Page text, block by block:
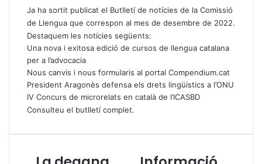
Ja ha sortit publicat el Butlletí de notícies de la Comissió
de Llengua que correspon al mes de desembre de 2022.
Destaquem les notícies següents:
Una nova i exitosa edició de cursos de llengua catalana
per a l’advocacia
Nous canvis i nous formularis al portal Compendium.cat
President Aragonès defensa els drets lingüístics a l’ONU
IV Concurs de microrelats en català de l’ICASBD
Consulteu el butlletí complet.
L
I